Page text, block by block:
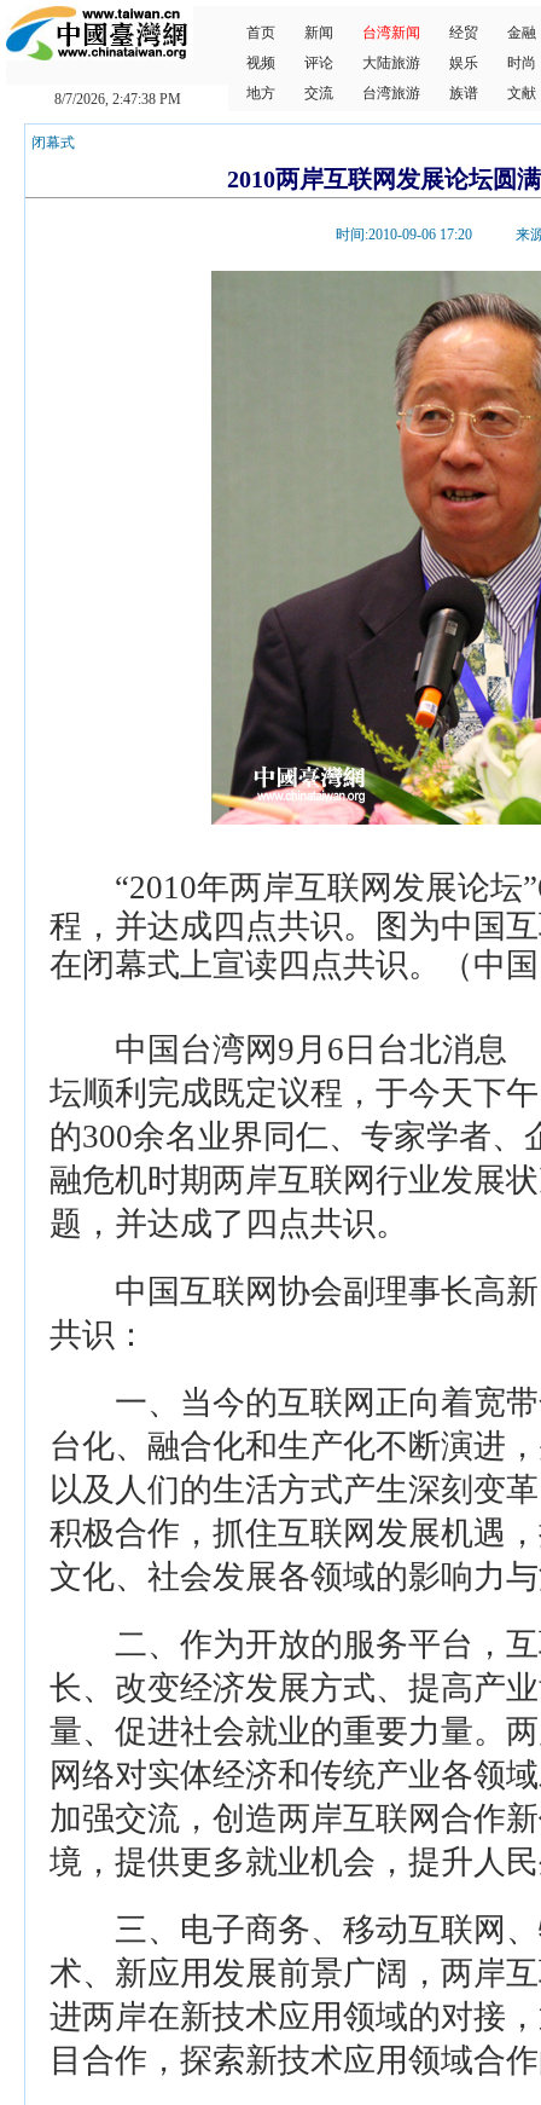
8/7/2026, 2:47:39 PM
首页 新闻 台湾新闻 经贸
金融
视频
评论 大陆旅游 娱乐
时尚
地方
交流 台湾旅游 族谱 文献
闭幕式
2010两岸互联网发展论坛圆
时间:2010-09-06 17:20 来源
“2010年两岸互联网发展论坛
程，并达成四点共识。图为中国
在闭幕式上宣读四点共识。（中
中国台湾网9月6日台北消息
坛顺利完成既定议程，于今天下
的300余名业界同仁、专家学者
融危机时期两岸互联网行业发展
题，并达成了四点共识。
中国互联网协会副理事长高新
共识：
一、当今的互联网正向着宽带
台化、融合化和生产化不断演进
以及人们的生活方式产生深刻变
积极合作，抓住互联网发展机遇
文化、社会发展各领域的影响力
二、作为开放的服务平台，互
长、改变经济发展方式、提高产
量、促进社会就业的重要力量。
网络对实体经济和传统产业各领
加强交流，创造两岸互联网合作
境，提供更多就业机会，提升人
三、电子商务、移动互联网、
术、新应用发展前景广阔，两岸
进两岸在新技术应用领域的对接
目合作，探索新技术应用领域合